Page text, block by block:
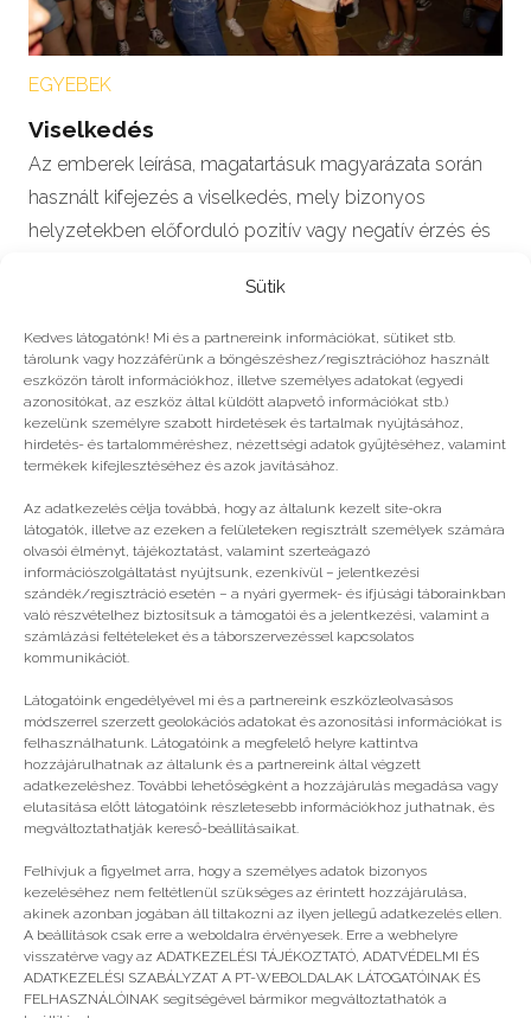
Sütik
Kedves látogatónk! Mi és a partnereink információkat, sütiket stb.
tárolunk vagy hozzáférünk a böngészéshez/regisztrációhoz használt
eszközön tárolt információkhoz, illetve személyes adatokat (egyedi
azonosítókat, az eszköz által küldött alapvető információkat stb.)
kezelünk személyre szabott hirdetések és tartalmak nyújtásához,
hirdetés- és tartalomméréshez, nézettségi adatok gyűjtéséhez, valamint
termékek kifejlesztéséhez és azok javításához.
Az adatkezelés célja továbbá, hogy az általunk kezelt site-okra
látogatók, illetve az ezeken a felületeken regisztrált személyek számára
olvasói élményt, tájékoztatást, valamint szerteágazó
információszolgáltatást nyújtsunk, ezenkívül – jelentkezési
szándék/regisztráció esetén – a nyári gyermek- és ifjúsági táborainkban
való részvételhez biztosítsuk a támogatói és a jelentkezési, valamint a
számlázási feltételeket és a táborszervezéssel kapcsolatos
kommunikációt.
Látogatóink engedélyével mi és a partnereink eszközleolvasásos
módszerrel szerzett geolokációs adatokat és azonosítási információkat is
felhasználhatunk. Látogatóink a megfelelő helyre kattintva
hozzájárulhatnak az általunk és a partnereink által végzett
adatkezeléshez. További lehetőségként a hozzájárulás megadása vagy
elutasítása előtt látogatóink részletesebb információkhoz juthatnak, és
megváltoztathatják kereső-beállításaikat.
Felhívjuk a figyelmet arra, hogy a személyes adatok bizonyos
kezeléséhez nem feltétlenül szükséges az érintett hozzájárulása,
akinek azonban jogában áll tiltakozni az ilyen jellegű adatkezelés ellen.
A beállítások csak erre a weboldalra érvényesek. Erre a webhelyre
visszatérve vagy az ADATKEZELÉSI TÁJÉKOZTATÓ, ADATVÉDELMI ÉS
ADATKEZELÉSI SZABÁLYZAT A PT-WEBOLDALAK LÁTOGATÓINAK ÉS
FELHASZNÁLÓINAK segítségével bármikor megváltoztathatók a
EGYEBEK
Viselkedés
Az emberek leírása, magatartásuk magyarázata során
használt kifejezés a viselkedés, mely bizonyos
helyzetekben előforduló pozitív vagy negatív érzés és
#2022
Még több
nyáron